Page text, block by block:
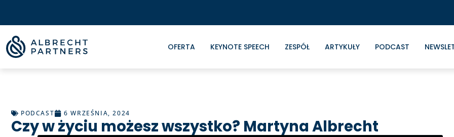
OFERTA KEYNOTE SPEECH ZESPÓŁ ARTYKUŁY PODCAST
PODCAST 6 WRZEŚNIA, 2024
Czy w życiu możesz wszystko? Martyna Albrecht